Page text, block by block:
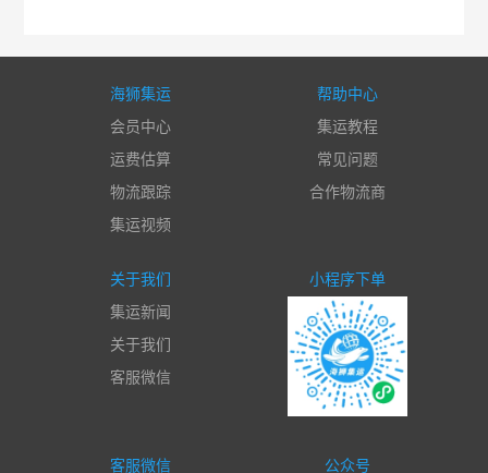
海狮集运
会员中心
运费估算
物流跟踪
集运视频
帮助中心
集运教程
常见问题
合作物流商
关于我们
集运新闻
关于我们
客服微信
小程序下单
客服微信 公众号